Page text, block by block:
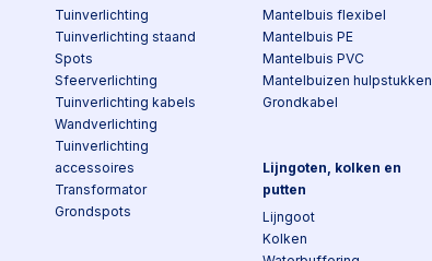
Tuinverlichting
Tuinverlichting staand
Spots
Sfeerverlichting
Tuinverlichting kabels
Wandverlichting
Tuinverlichting
accessoires
Transformator
Grondspots
Mantelbuis flexibel
Mantelbuis PE
Mantelbuis PVC
Mantelbuizen hulpstukken
Grondkabel
Lijngoten, kolken en
putten
Lijngoot
Kolken